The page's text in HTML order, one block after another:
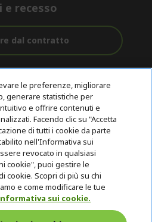
e recesso
dal contratto
Assistenza
pre e post
acquisto
Con 0% Di
Tasso
D'interesse
dei prodotti Acer venduti in
le preferenze, migliorare
generare statistiche per
e offrire contenuti e
Facendo clic su "Accetta
di tutti i cookie da parte
nell'Informativa sui
revocato in qualsiasi
cookie", puoi gestire le
cookie. Scopri di più su chi
e come modificare le tue
sui cookie.